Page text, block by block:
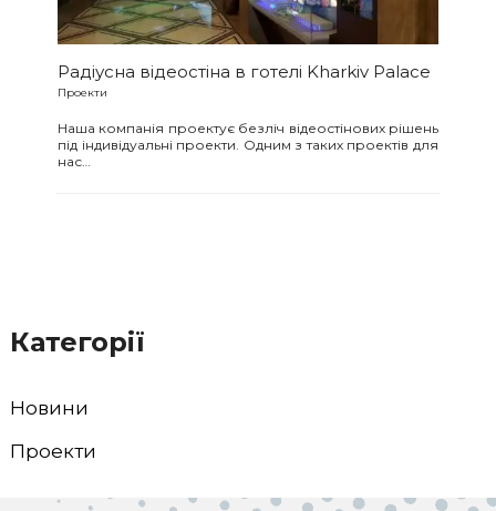
Категорії
Новини
Проекти
Радіусна відеостіна в готелі Kharkiv Palace
Проекти
Наша компанія проектує безліч відеостінових рішень
під індивідуальні проекти. Одним з таких проектів для
нас…